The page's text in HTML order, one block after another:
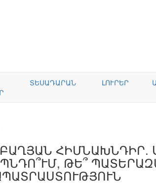
ՏԵՍԱԴԱՐԱՆ ԼՈՒՐԵՐ
ՀԻՄՆԱԽՆԴԻՐ.
ԹԵ՞